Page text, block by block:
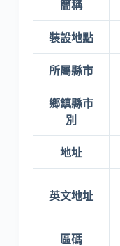
簡稱
裝設地點
所屬縣市
鄉鎮縣市
別
地址
英文地址
區碼